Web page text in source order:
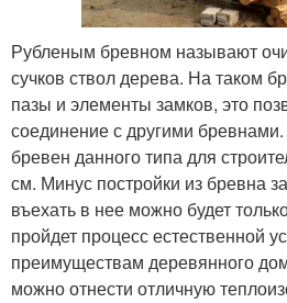
Рубленым бревном называют
сучков ствол дерева. На таком
пазы и элементы замков, это
соединение с другими
бревен данного типа для
см. Минус постройки из бревна
въехать в нее можно будет
пройдет процесс естественной
преимуществам деревянного
можно отнести отличную